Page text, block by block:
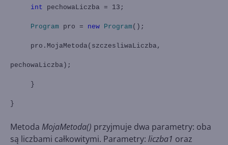
int pechowaLiczba = 13;
Program pro = new Program ();
pro.MojaMetoda(szczesliwaLiczba,
pechowaLiczba);
}
}
Metoda MojaMetoda() przyjmuje dwa parametry: oba
są liczbami całkowitymi. Parametry: liczba1 oraz